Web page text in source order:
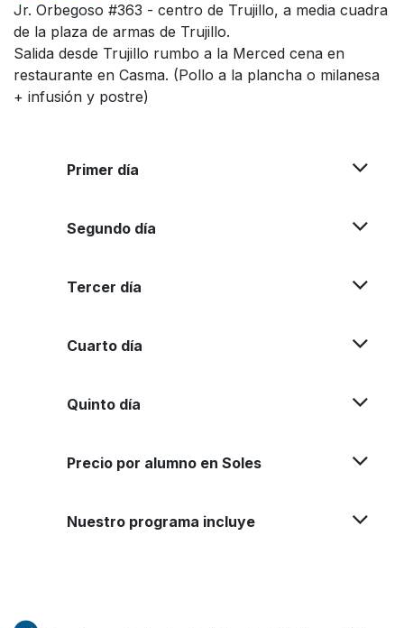
Jr. Orbegoso #363 - centro de Trujillo, a media cuadra
de la plaza de armas de Trujillo.
Salida desde Trujillo rumbo a la Merced cena en
restaurante en Casma. (Pollo a la plancha o milanesa
+ infusión y postre)
Primer día
Segundo día
Tercer día
Cuarto día
Quinto día
Precio por alumno en Soles
Nuestro programa incluye